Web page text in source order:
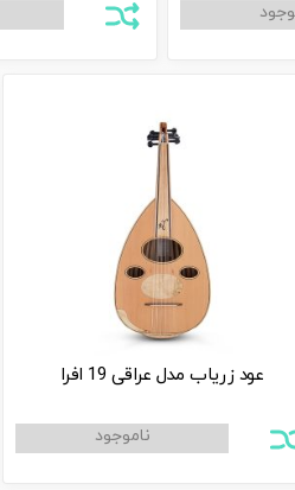
عود زریاب مدل عراقی 19 افرا